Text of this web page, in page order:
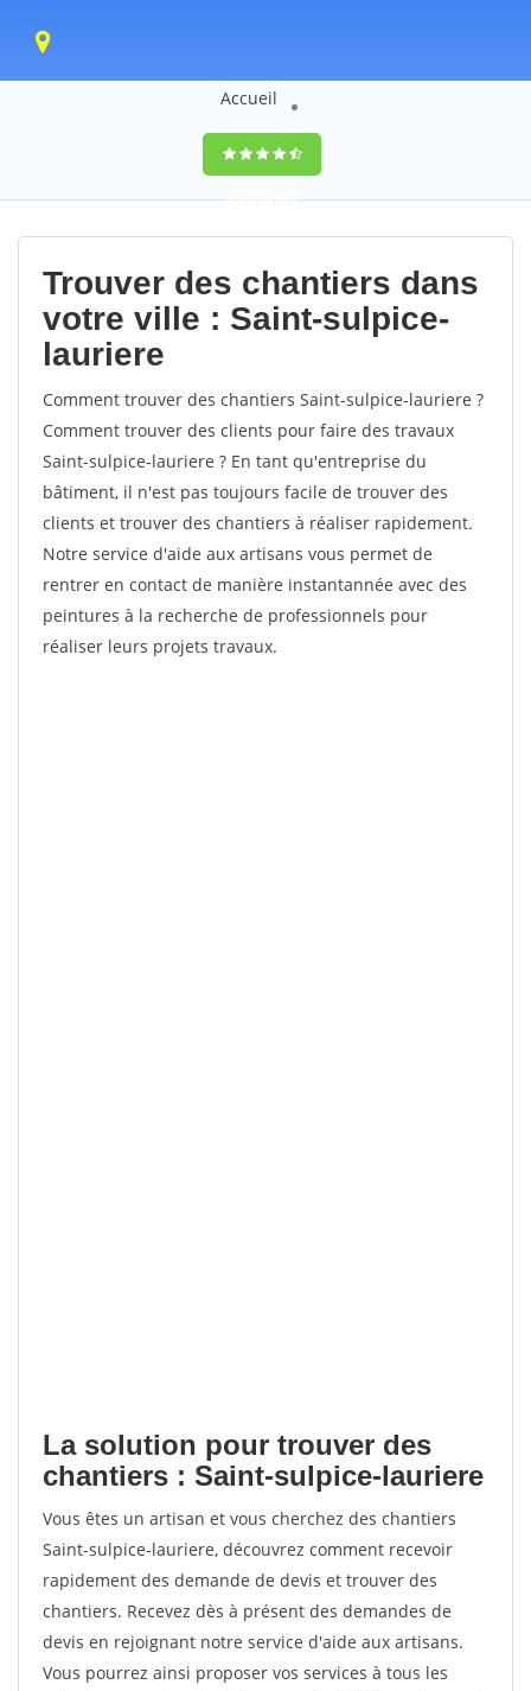
Accueil
9,5(100%)0
votes
Trouver des chantiers dans
votre ville : Saint-sulpice-
lauriere
Comment trouver des chantiers Saint-sulpice-lauriere ?
Comment trouver des clients pour faire des travaux
Saint-sulpice-lauriere ? En tant qu'entreprise du
bâtiment, il n'est pas toujours facile de trouver des
clients et trouver des chantiers à réaliser rapidement.
Notre service d'aide aux artisans vous permet de
rentrer en contact de manière instantannée avec des
peintures à la recherche de professionnels pour
réaliser leurs projets travaux.
La solution pour trouver des
chantiers : Saint-sulpice-lauriere
Vous êtes un artisan et vous cherchez des chantiers
Saint-sulpice-lauriere, découvrez comment recevoir
rapidement des demande de devis et trouver des
chantiers. Recevez dès à présent des demandes de
devis en rejoignant notre service d'aide aux artisans.
Vous pourrez ainsi proposer vos services à tous les